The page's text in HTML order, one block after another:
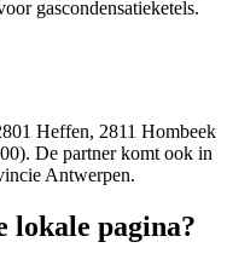
gascondensatieketels.
Heffen, 2811 Hombeek
De partner komt ook in
Antwerpen.
lokale pagina?